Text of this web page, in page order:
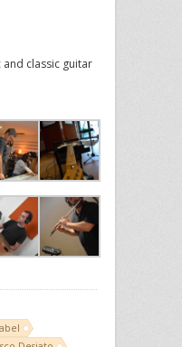
and classic guitar